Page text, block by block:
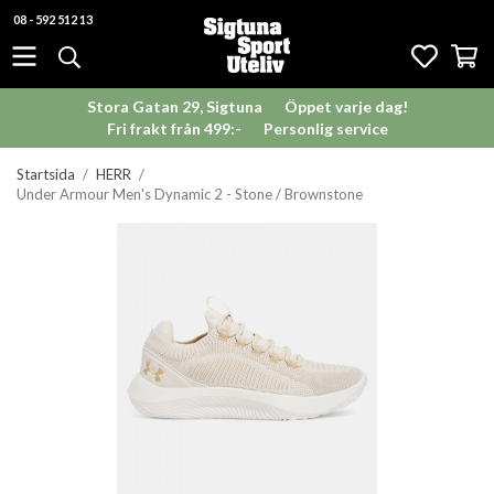
08 - 592 512 13
Stora Gatan 29, Sigtuna
Öppet varje dag!
Fri frakt från 499:-
Personlig service
Startsida / HERR /
Under Armour Men's Dynamic 2 - Stone / Brownstone